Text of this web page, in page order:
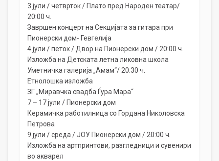
3 јули / четврток / Плато пред Народен театар/
20:00 ч.
Завршен концерт на Секцијата за гитара при
Пионерски дом- Гевгелија
4 јули / петок / Двор на Пионерски дом / 20:00 ч.
Изложба на Детската летна ликовна школа
Уметничка галерија „Амам“/ 20:30 ч.
Eтнолошка изложба
ЗГ „Миравчка свадба Ѓура Мара“
7 – 17 јули / Пионерски дом
Керамичка работилница со Гордана Николовска
Петрова
9 јули / среда / ЈОУ Пионерски дом / 20:00 ч.
Изложба на артпринтови, разгледници и сувенири
во акварел